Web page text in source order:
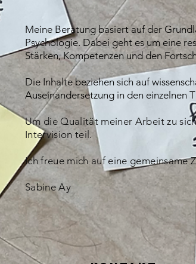
Meine Beratung basiert auf der
Psychologie. Dabei geht es um eine
Stärken, Kompetenzen und den
Die Inhalte beziehen sich auf
Auseinandersetzung in den einzelnen
Um die Qualität meiner Arbeit zu
Intervision teil.
Ich freue mich auf eine gemeinsame
Sabine Ay